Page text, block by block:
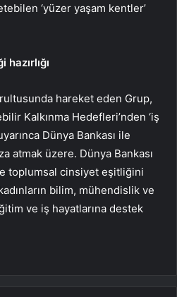
‘yüzer yaşam kentler’
hareket eden Grup,
Kalkınma Hedefleri’nden ‘iş
Dünya Bankası ile
atmak üzere. Dünya Bankası
toplumsal cinsiyet eşitliğini
bilim, mühendislik ve
ve iş hayatlarına destek